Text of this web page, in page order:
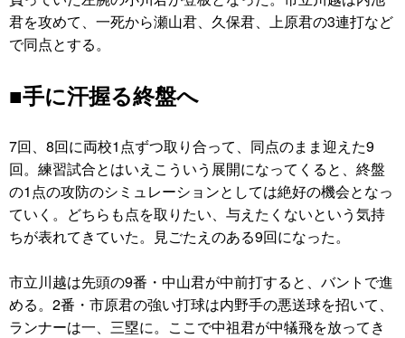
君を攻めて、一死から瀬山君、久保君、上原君の3連打など
で同点とする。
■手に汗握る終盤へ
7回、8回に両校1点ずつ取り合って、同点のまま迎えた9
回。練習試合とはいえこういう展開になってくると、終盤
の1点の攻防のシミュレーションとしては絶好の機会となっ
ていく。どちらも点を取りたい、与えたくないという気持
ちが表れてきていた。見ごたえのある9回になった。
市立川越は先頭の9番・中山君が中前打すると、バントで進
める。2番・市原君の強い打球は内野手の悪送球を招いて、
ランナーは一、三塁に。ここで中祖君が中犠飛を放ってき